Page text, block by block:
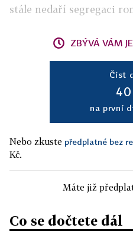
stále nedaří segregaci
ZBÝVÁ VÁM
Číst
40
na první
Nebo zkuste předplatné bez
Kč.
Máte již
Co se dočtete dál